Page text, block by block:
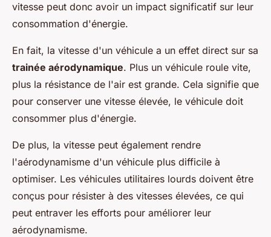
vitesse peut donc avoir un impact significatif sur leur
consommation d'énergie.
En fait, la vitesse d'un véhicule a un effet direct sur sa
trainée aérodynamique. Plus un véhicule roule vite,
plus la résistance de l'air est grande. Cela signifie que
pour conserver une vitesse élevée, le véhicule doit
consommer plus d'énergie.
De plus, la vitesse peut également rendre
l'aérodynamisme d'un véhicule plus difficile à
optimiser. Les véhicules utilitaires lourds doivent être
conçus pour résister à des vitesses élevées, ce qui
peut entraver les efforts pour améliorer leur
aérodynamisme.